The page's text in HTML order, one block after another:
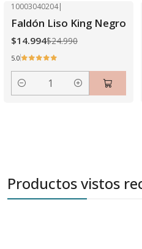
10003040204|
Faldón Liso King Negro
$14.994$24.990
5.0
Cantidad
Productos vistos